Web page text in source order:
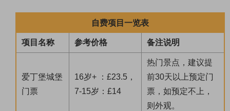
自费项目一览表
项目名称 参考价格 备注说明
爱丁堡城堡
门票
16岁+ ：£23.5，
7-15岁：£14
热门景点，建议提
前30天以上预定门
票，如预定不上，
则外观。